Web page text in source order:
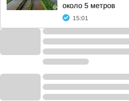
около 5 метров
15:01